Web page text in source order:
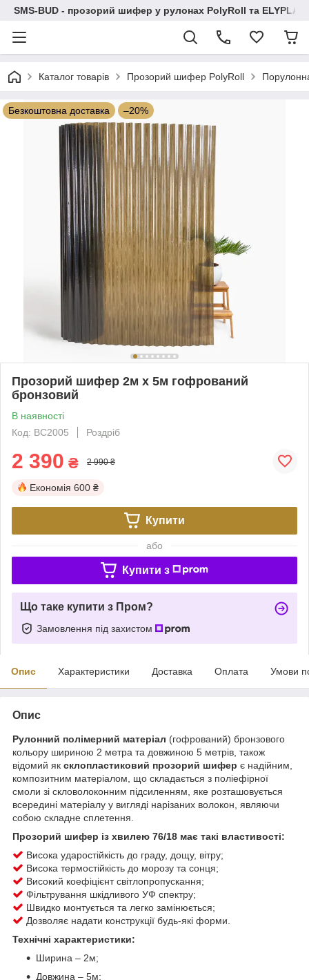
SMS-BUD - прозорий шифер у рулонах PolyRoll та
Каталог товарів Прозорий шифер PolyRoll
Безкоштовна доставка –20%
Прозорий шифер 2м х 5м гофрований
бронзовий
В наявності
Код: BC2005
Роздріб
2 390 ₴ 2 990 ₴
Економія 600 ₴
Купити
або
Купити з
Що таке купити з Пром?
Замовлення під захистом
Опис Характеристики Доставка Оплата Умови
Опис
Рулонний полімерний матеріал (гофрований) бронзового
кольору шириною 2 метра та довжиною 5 метрів, також
відомий як склопластиковий прозорий шифер є надійним,
композитним матеріалом, що складається з поліефірної
смоли зі скловолоконним підсиленням, яке розташовується
всередині матеріалу у вигляді нарізаних волокон, являючи
собою складне сплетення.
Прозорий шифер із хвилею 76/18 має такі властивості:
Висока ударостійкість до граду, дощу, вітру;
Висока термостійкість до морозу та сонця;
Високий коефіцієнт світлопропускання;
Фільтрування шкідливого УФ спектру;
Швидко монтується та легко замінюється;
Дозволяє надати конструкції будь-які форми.
Технічні характеристики:
Ширина – 2м;
Довжина – 5м;